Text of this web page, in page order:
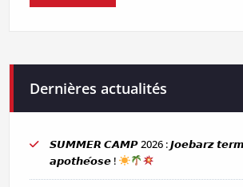
Dernières actualités
𝙎𝙐𝙈𝙈𝙀𝙍 𝘾𝘼𝙈𝙋 2026 : 𝙅𝙤𝙚𝙗𝙖𝙧𝙯
𝙖𝙥𝙤𝙩𝙝𝙚́𝙤𝙨𝙚 !